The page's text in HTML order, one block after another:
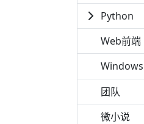
Python
Web前端
Windows
团队
微小说